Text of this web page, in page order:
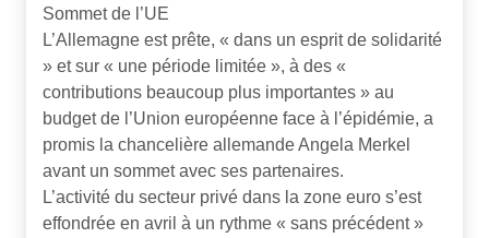
Sommet de l’UE
L’Allemagne est prête, « dans un esprit de solidarité
» et sur « une période limitée », à des «
contributions beaucoup plus importantes » au
budget de l’Union européenne face à l’épidémie, a
promis la chancelière allemande Angela Merkel
avant un sommet avec ses partenaires.
L’activité du secteur privé dans la zone euro s’est
effondrée en avril à un rythme « sans précédent »